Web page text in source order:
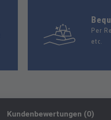
Per
etc.
Kundenbewertungen (0)